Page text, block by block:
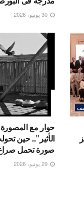
حوار مع
الأثير”.. حين
صورة تحمل صراع